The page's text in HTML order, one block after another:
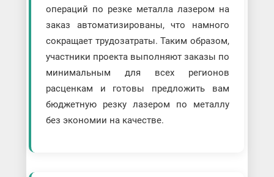
операций по резке металла лазером на
заказ автоматизированы, что намного
сокращает трудозатраты. Таким образом,
участники проекта выполняют заказы по
минимальным для всех регионов
расценкам и готовы предложить вам
бюджетную резку лазером по металлу
без экономии на качестве.